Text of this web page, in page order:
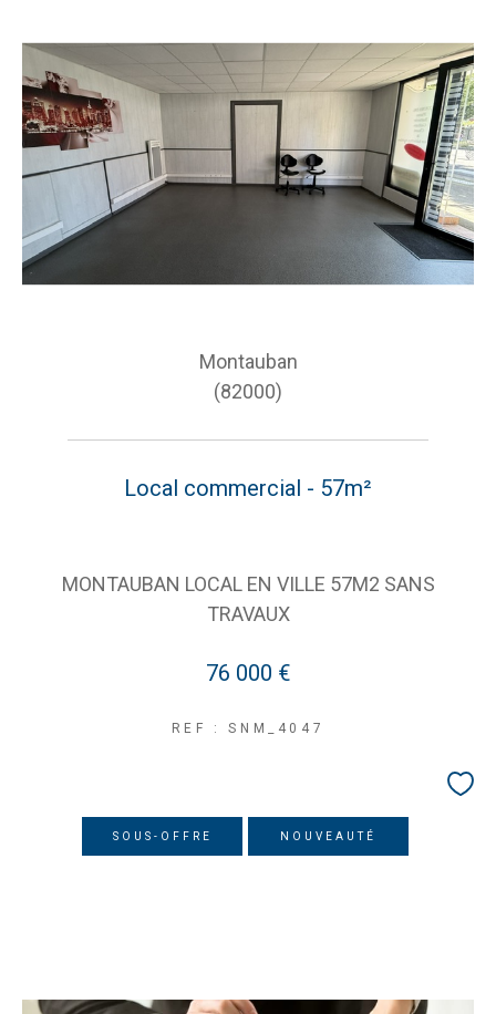
Montauban
(82000)
Local commercial - 57m²
MONTAUBAN LOCAL EN VILLE 57M2 SANS
TRAVAUX
76 000 €
REF : SNM_4047
SOUS-OFFRE NOUVEAUTÉ